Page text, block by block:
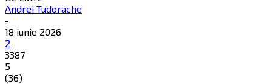
Andrei Tudorache
-
18 iunie 2026
2
3387
5
(36)